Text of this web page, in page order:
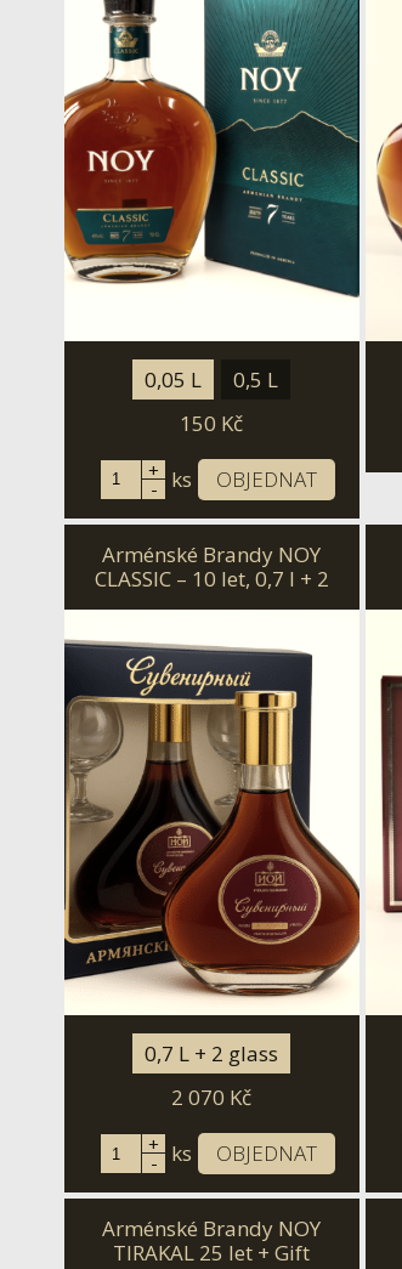
0,05 L
0,5 L
150 Kč
+
- ks OBJEDNAT
Arménské Brandy NOY
CLASSIC – 10 let, 0,7 l + 2
0,7 L + 2 glass
2 070 Kč
+
- ks OBJEDNAT
Arménské Brandy NOY
TIRAKAL 25 let + Gift